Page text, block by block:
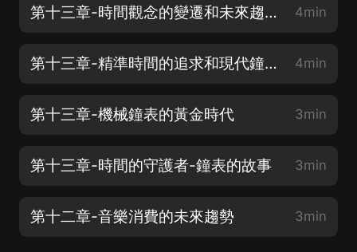
第十三章-時間觀念的變遷和未來趨勢 4min
第十三章-精準時間的追求和現代鐘表 4min
第十三章-機械鐘表的黃金時代 3min
第十三章-時間的守護者-鐘表的故事 3min
第十二章-音樂消費的未來趨勢 3min